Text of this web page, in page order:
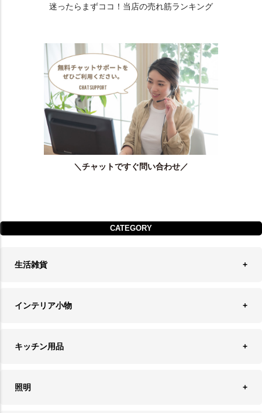
迷ったらまずココ！当店の売れ筋ランキング
＼チャットですぐ問い合わせ／
CATEGORY
生活雑貨
ごみ箱
インテリア小物
キッチン用品
照明